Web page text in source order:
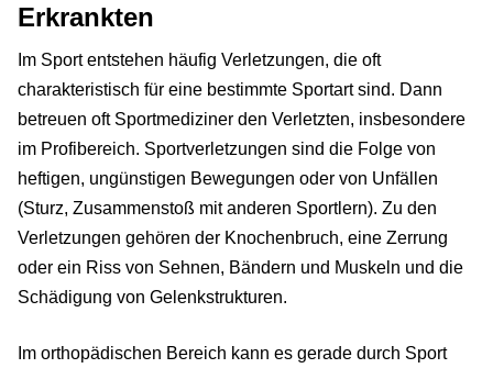
Erkrankten
Im Sport entstehen häufig Verletzungen, die oft
charakteristisch für eine bestimmte Sportart sind. Dann
betreuen oft Sportmediziner den Verletzten, insbesondere
im Profibereich. Sportverletzungen sind die Folge von
heftigen, ungünstigen Bewegungen oder von Unfällen
(Sturz, Zusammenstoß mit anderen Sportlern). Zu den
Verletzungen gehören der Knochenbruch, eine Zerrung
oder ein Riss von Sehnen, Bändern und Muskeln und die
Schädigung von Gelenkstrukturen.
Im orthopädischen Bereich kann es gerade durch Sport